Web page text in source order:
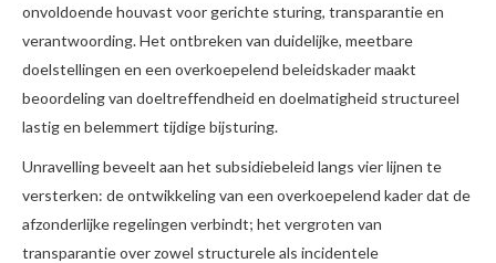
onvoldoende houvast voor gerichte sturing, transparantie en
verantwoording. Het ontbreken van duidelijke, meetbare
doelstellingen en een overkoepelend beleidskader maakt
beoordeling van doeltreffendheid en doelmatigheid structureel
lastig en belemmert tijdige bijsturing.
Unravelling beveelt aan het subsidiebeleid langs vier lijnen te
versterken: de ontwikkeling van een overkoepelend kader dat de
afzonderlijke regelingen verbindt; het vergroten van
transparantie over zowel structurele als incidentele